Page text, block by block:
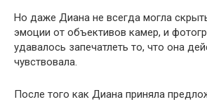
Но даже Диана не всегда могла
эмоции от объективов камер, и
удавалось запечатлеть то, что она
чувствовала.
После того как Диана приняла